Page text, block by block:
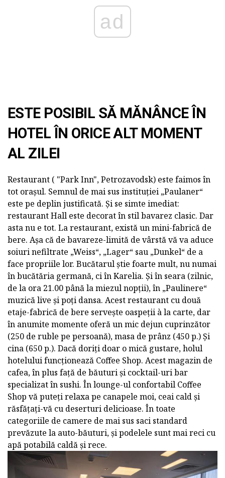
ad
ESTE POSIBIL SĂ MĂNÂNCE ÎN
HOTEL ÎN ORICE ALT MOMENT
AL ZILEI
Restaurant ( "Park Inn", Petrozavodsk) este faimos în
tot orașul. Semnul de mai sus instituției „Paulaner“
este pe deplin justificată. Și se simte imediat:
restaurant Hall este decorat în stil bavarez clasic. Dar
asta nu e tot. La restaurant, există un mini-fabrică de
bere. Așa că de bavareze-limită de vârstă vă va aduce
soiuri nefiltrate „Weiss“, „Lager“ sau „Dunkel“ de a
face propriile lor. Bucătarul știe foarte mult, nu numai
în bucătăria germană, ci în Karelia. Și în seara (zilnic,
de la ora 21.00 până la miezul nopții), în „Paulinere“
muzică live și poți dansa. Acest restaurant cu două
etaje-fabrică de bere servește oaspeții à la carte, dar
în anumite momente oferă un mic dejun cuprinzător
(250 de ruble pe persoană), masa de prânz (450 p.) Și
cina (650 p.). Dacă doriți doar o mică gustare, holul
hotelului funcționează Coffee Shop. Acest magazin de
cafea, în plus față de băuturi și cocktail-uri bar
specializat în sushi. În lounge-ul confortabil Coffee
Shop vă puteți relaxa pe canapele moi, ceai cald și
răsfățați-vă cu deserturi delicioase. În toate
categoriile de camere de mai sus saci standard
prevăzute la auto-băuturi, și podelele sunt mai reci cu
apă potabilă caldă și rece.